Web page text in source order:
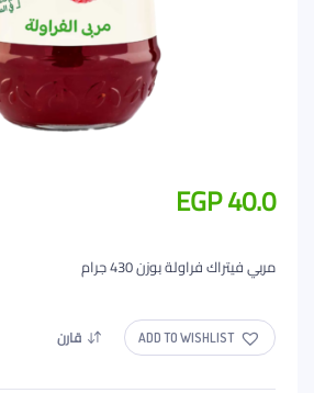
40.0
EGP
مربي فيتراك فراولة بوزن 430 جرام
ADD TO WISHLIST قارن